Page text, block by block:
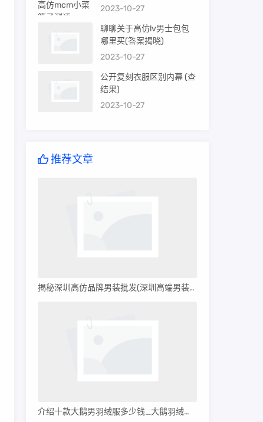
2023-10-27
聊聊关于高仿lv男士包包
哪里买(答案揭晓)
2023-10-27
公开复刻衣服区别内幕 (查
结果)
2023-10-27
推荐文章
揭秘深圳高仿品牌男装批发(深圳高端男装批发)
介绍十款大鹅男羽绒服多少钱_大鹅羽绒服多少钱?